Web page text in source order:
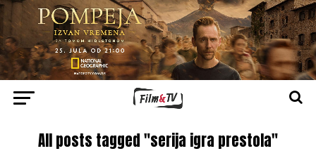
All posts tagged "serija igra prestola"